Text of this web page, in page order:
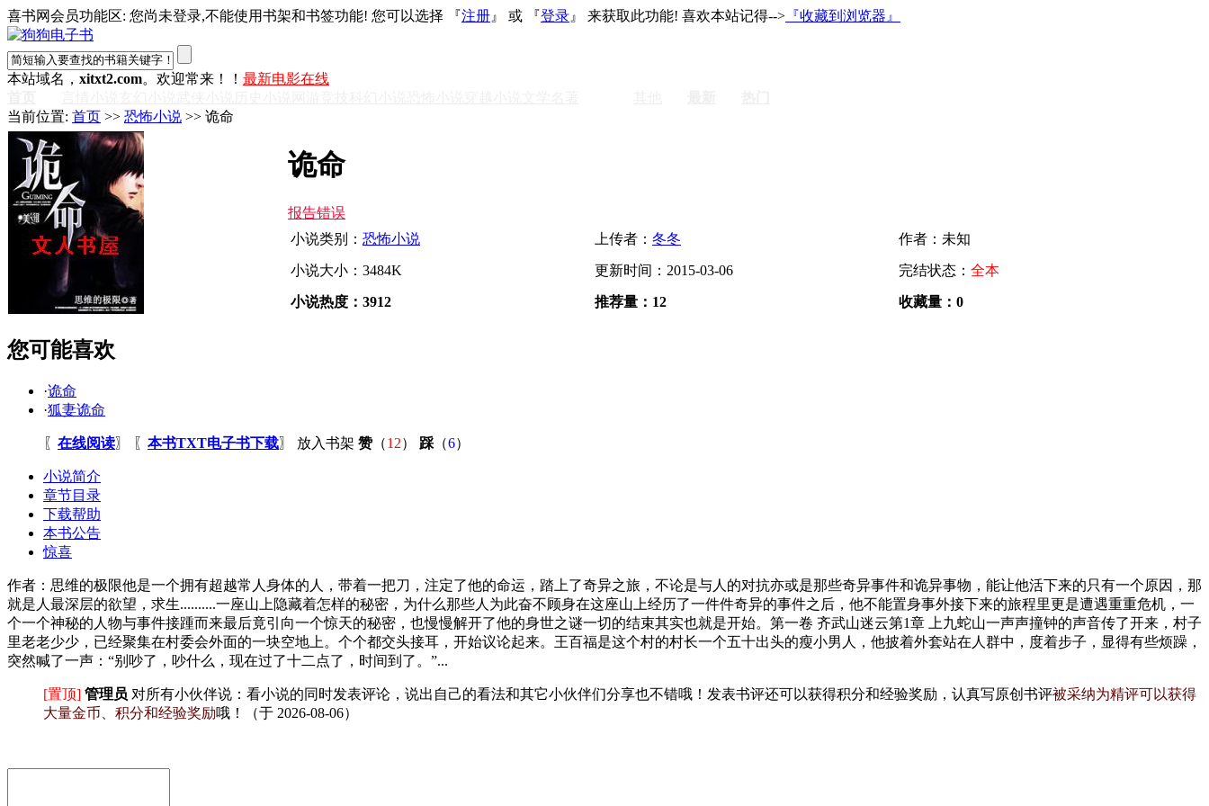
喜书网会员功能区: 您尚未登录,不能使用书架和书签功能! 您可以选择 『注册 』 或 『登录 』 来获取此功能! 喜欢本站记得--> 『收藏到浏览器』
本站域名， xitxt2.com。欢迎常来！！ 最新电影在线
当前位置: 首页 >> 恐怖小说 >> 诡命
诡命
报告错误
小说类别： 恐怖小说 上传者： 冬冬 作者：未知
小说大小：3484K 更新时间：2015-03-06 完结状态： 全本
小说热度：3912 推荐量：12 收藏量：0
您可能喜欢
·诡命
·狐妻诡命
〖 在线阅读〗 〖 本书TXT电子书下载〗 放入书架 赞（12） 踩 （6）
小说简介
章节目录
下载帮助
本书公告
惊喜
作者：思维的极限他是一个拥有超越常人身体的人，带着一把刀，注定了他的命运，踏上了奇异之旅，不论是与人的对抗亦或是那些奇异事件和诡异事物，能让他活下来的只有一个原因，那
就是人最深层的欲望，求生..........一座山上隐藏着怎样的秘密，为什么那些人为此奋不顾身在这座山上经历了一件件奇异的事件之后，他不能置身事外接下来的旅程里更是遭遇重重危机，一
个一个神秘的人物与事件接踵而来最后竟引向一个惊天的秘密，也慢慢解开了他的身世之谜一切的结束其实也就是开始。第一卷 齐武山迷云第1章 上九蛇山一声声撞钟的声音传了开来，村子
里老老少少，已经聚集在村委会外面的一块空地上。个个都交头接耳，开始议论起来。王百福是这个村的村长一个五十出头的瘦小男人，他披着外套站在人群中，度着步子，显得有些烦躁，
突然喊了一声：“别吵了，吵什么，现在过了十二点了，时间到了。”...
[置顶] 管理员 对所有小伙伴说： 看小说的同时发表评论，说出自己的看法和其它小伙伴们分享也不错哦！发表书评还可以获得积分和经验奖励，认真写原创书评被采纳为精评可以获得
大量金币、积分和经验奖励哦！ （于 2026-08-06）